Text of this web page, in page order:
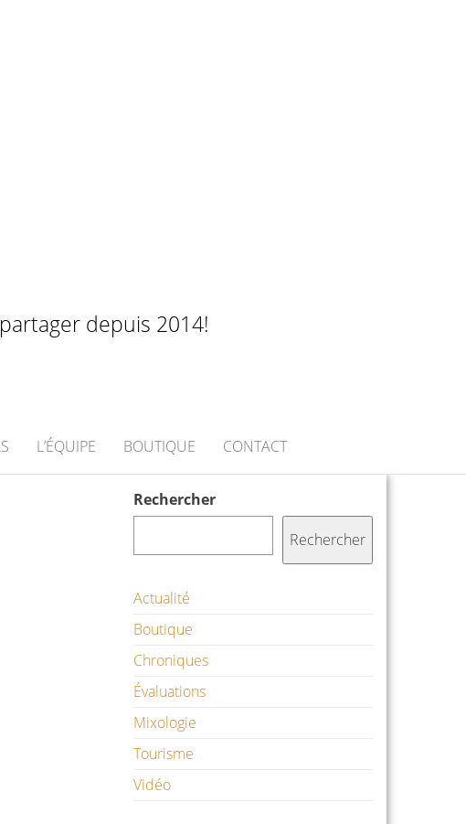
depuis 2014!
L’ÉQUIPE BOUTIQUE CONTACT
Rechercher
Rechercher
Actualité
Boutique
Chroniques
Évaluations
Mixologie
Tourisme
Vidéo